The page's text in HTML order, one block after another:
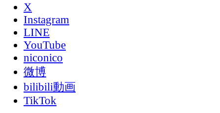
X
Instagram
LINE
YouTube
niconico
微博
bilibili動画
TikTok